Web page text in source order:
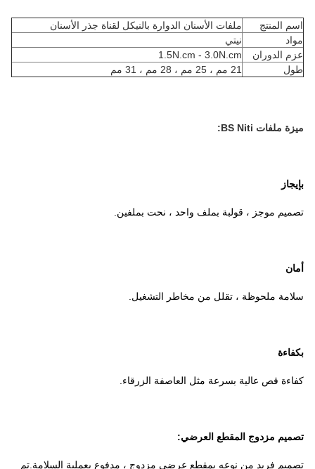
اسم المنتج
ملفات الأسنان الدوارة بالنيكل لقناة جذر الأسنان
مواد
نيتي
عزم الدوران
1.5N.cm - 3.0N.cm
طول
21 مم ، 25 مم ، 28 مم ، 31 مم
ميزة ملفات BS Niti:
بإيجاز
تصميم موجز ، قولبة بملف واحد ، نحت بملفين.
أمان
سلامة ملحوظة ، تقلل من مخاطر التشغيل.
بكفاءة
كفاءة قص عالية بسرعة مثل العاصفة الزرقاء.
تصميم مزدوج المقطع العرضي:
تصميم فريد من نوعه بمقطع عرضي مزدوج ، مدفوع بعملية السلامة.تم